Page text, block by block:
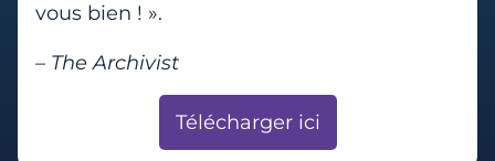
vous bien ! ».
– The Archivist
Télécharger ici